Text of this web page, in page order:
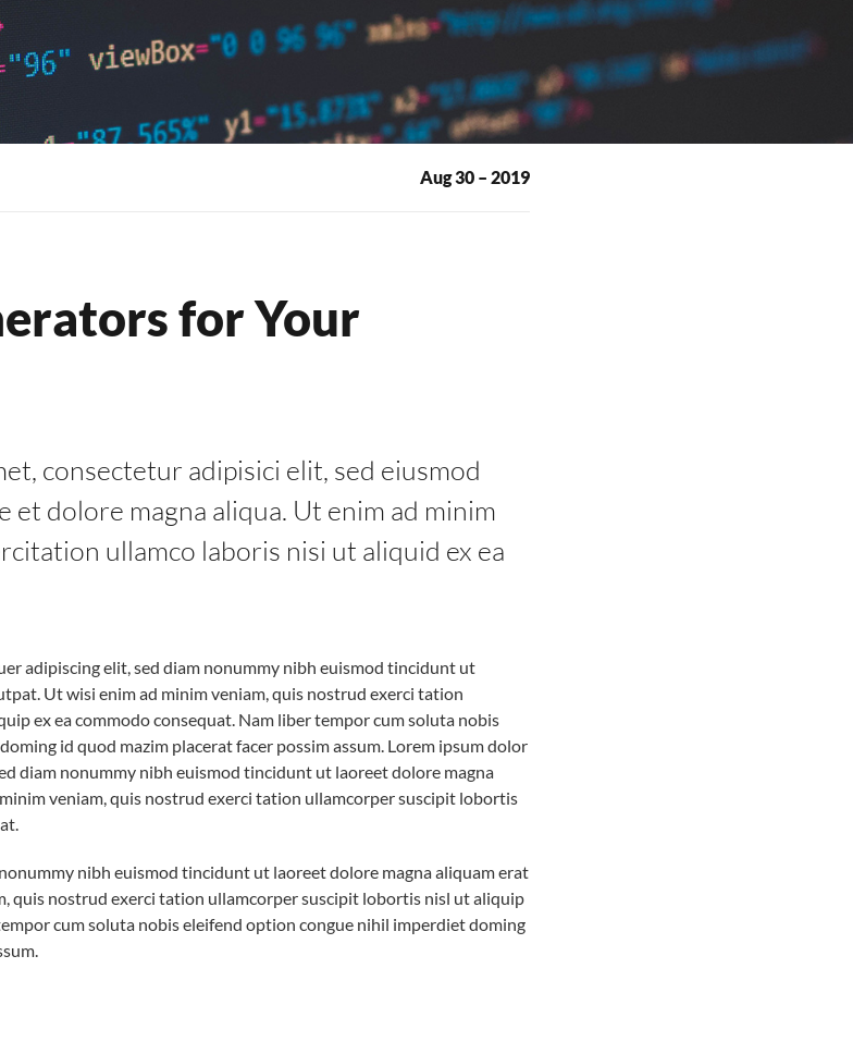
Aug 30 – 2019
for Your
consectetur adipisici elit, sed eiusmod
dolore magna aliqua. Ut enim ad minim
ullamco laboris nisi ut aliquid ex ea
adipiscing elit, sed diam nonummy nibh euismod tincidunt ut
Ut wisi enim ad minim veniam, quis nostrud exerci tation
ex ea commodo consequat. Nam liber tempor cum soluta nobis
id quod mazim placerat facer possim assum. Lorem ipsum dolor
diam nonummy nibh euismod tincidunt ut laoreet dolore magna
veniam, quis nostrud exerci tation ullamcorper suscipit lobortis
nibh euismod tincidunt ut laoreet dolore magna aliquam erat
quis nostrud exerci tation ullamcorper suscipit lobortis nisl ut aliquip
cum soluta nobis eleifend option congue nihil imperdiet doming